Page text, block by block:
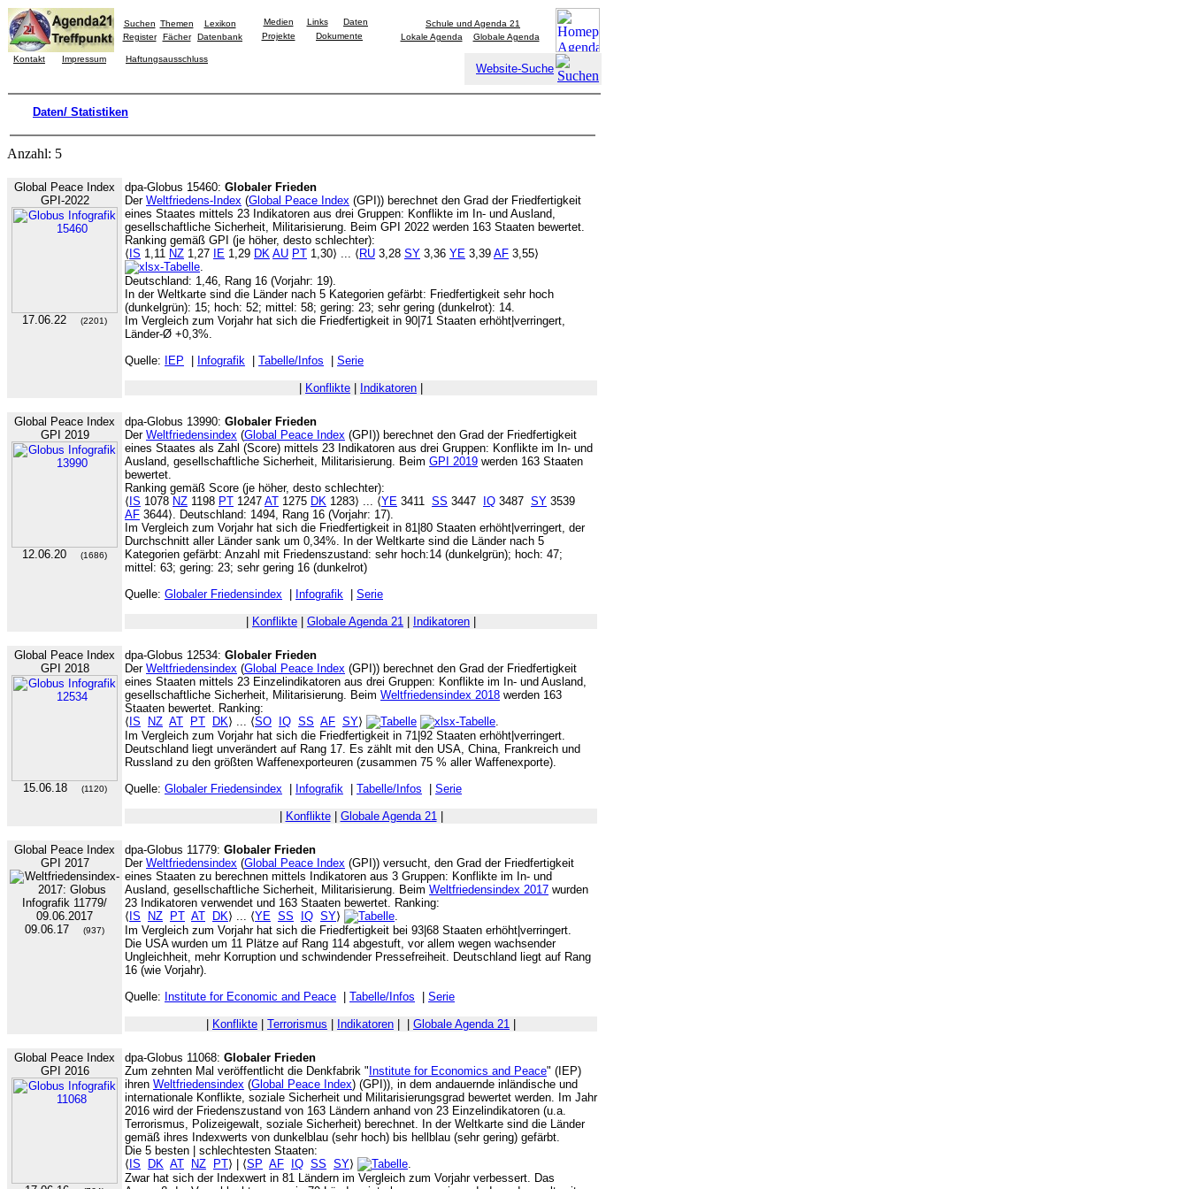
Suchen Themen
Lexikon
Register
Fächer Datenbank
Medien Links
Daten
Projekte
Dokumente
Schule und Agenda 21
Lokale Agenda
Globale Agenda
Kontakt Impressum Haftungsausschluss
Website-Suche
Daten/ Statistiken
Anzahl: 5
Global Peace Index
GPI-2022
17.06.22 (2201)
dpa-Globus 15460: Globaler Frieden
Der Weltfriedens-Index (Global Peace Index (GPI)) berechnet den Grad der Friedfertigkeit
eines Staates mittels 23 Indikatoren aus drei Gruppen: Konflikte im In- und Ausland,
gesellschaftliche Sicherheit, Militarisierung. Beim GPI 2022 werden 163 Staaten bewertet.
Ranking gemäß GPI (je höher, desto schlechter):
⟨ IS 1,11 NZ 1,27 IE 1,29 DK AU PT 1,30⟩ ... ⟨ RU 3,28 SY 3,36 YE 3,39 AF 3,55⟩
.
Deutschland: 1,46, Rang 16 (Vorjahr: 19).
In der Weltkarte sind die Länder nach 5 Kategorien gefärbt: Friedfertigkeit sehr hoch
(dunkelgrün): 15; hoch: 52; mittel: 58; gering: 23; sehr gering (dunkelrot): 14.
Im Vergleich zum Vorjahr hat sich die Friedfertigkeit in 90|71 Staaten erhöht|verringert,
Länder-Ø +0,3%.
Quelle:
IEP Infografik Tabelle/Infos Serie
Konflikte Indikatoren
Global Peace Index
GPI 2019
12.06.20 (1686)
dpa-Globus 13990: Globaler Frieden
Der Weltfriedensindex (Global Peace Index (GPI)) berechnet den Grad der Friedfertigkeit
eines Staates als Zahl (Score) mittels 23 Indikatoren aus drei Gruppen: Konflikte im In- und
Ausland, gesellschaftliche Sicherheit, Militarisierung. Beim GPI 2019 werden 163 Staaten
bewertet.
Ranking gemäß Score (je höher, desto schlechter):
⟨ IS 1078 NZ 1198 PT 1247 AT 1275 DK 1283⟩ ... ⟨YE 3411 SS 3447 IQ 3487 SY 3539
AF 3644⟩. Deutschland: 1494, Rang 16 (Vorjahr: 17).
Im Vergleich zum Vorjahr hat sich die Friedfertigkeit in 81|80 Staaten erhöht|verringert, der
Durchschnitt aller Länder sank um 0,34%. In der Weltkarte sind die Länder nach 5
Kategorien gefärbt: Anzahl mit Friedenszustand: sehr hoch:14 (dunkelgrün); hoch: 47;
mittel: 63; gering: 23; sehr gering 16 (dunkelrot)
Quelle: Globaler Friedensindex Infografik Serie
Konflikte Globale Agenda 21 Indikatoren
Global Peace Index
GPI 2018
15.06.18 (1120)
dpa-Globus 12534: Globaler Frieden
Der Weltfriedensindex (Global Peace Index (GPI)) berechnet den Grad der Friedfertigkeit
eines Staaten mittels 23 Einzelindikatoren aus drei Gruppen: Konflikte im In- und Ausland,
gesellschaftliche Sicherheit, Militarisierung. Beim Weltfriedensindex 2018 werden 163
Staaten bewertet. Ranking:
⟨ IS NZ AT PT DK⟩ ... ⟨SO IQ SS AF SY⟩
.
Im Vergleich zum Vorjahr hat sich die Friedfertigkeit in 71|92 Staaten erhöht|verringert.
Deutschland liegt unverändert auf Rang 17. Es zählt mit den USA, China, Frankreich und
Russland zu den größten Waffenexporteuren (zusammen 75 % aller Waffenexporte).
Quelle: Globaler Friedensindex Infografik Tabelle/Infos Serie
Konflikte| Globale Agenda 21|
Global Peace Index
GPI 2017
09.06.17 (937)
dpa-Globus 11779: Globaler Frieden
Der Weltfriedensindex (Global Peace Index (GPI)) versucht, den Grad der Friedfertigkeit
eines Staaten zu berechnen mittels Indikatoren aus 3 Gruppen: Konflikte im In- und
Ausland, gesellschaftliche Sicherheit, Militarisierung. Beim Weltfriedensindex 2017 wurden
23 Indikatoren verwendet und 163 Staaten bewertet. Ranking:
⟨ IS NZ PT AT DK⟩ ... ⟨YE SS IQ SY⟩
.
Im Vergleich zum Vorjahr hat sich die Friedfertigkeit bei 93|68 Staaten erhöht|verringert.
Die USA wurden um 11 Plätze auf Rang 114 abgestuft, vor allem wegen wachsender
Ungleichheit, mehr Korruption und schwindender Pressefreiheit. Deutschland liegt auf Rang
16 (wie Vorjahr).
Quelle: Institute for Economic and Peace Tabelle/Infos Serie
Konflikte Terrorismus Indikatoren Globale Agenda 21
Global Peace Index
GPI 2016
dpa-Globus 11068: Globaler Frieden
Zum zehnten Mal veröffentlicht die Denkfabrik " Institute for Economics and Peace" (IEP)
ihren Weltfriedensindex (Global Peace Index) (GPI)), in dem andauernde inländische und
internationale Konflikte, soziale Sicherheit und Militarisierungsgrad bewertet werden. Im Jahr
2016 wird der Friedenszustand von 163 Ländern anhand von 23 Einzelindikatoren (u.a.
Terrorismus, Polizeigewalt, soziale Sicherheit) berechnet. In der Weltkarte sind die Länder
gemäß ihres Indexwerts von dunkelblau (sehr hoch) bis hellblau (sehr gering) gefärbt.
Die 5 besten | schlechtesten Staaten:
⟨ IS DK AT NZ PT⟩ | ⟨SP AF IQ SS SY⟩
.
Zwar hat sich der Indexwert in 81 Ländern im Vergleich zum Vorjahr verbessert. Das